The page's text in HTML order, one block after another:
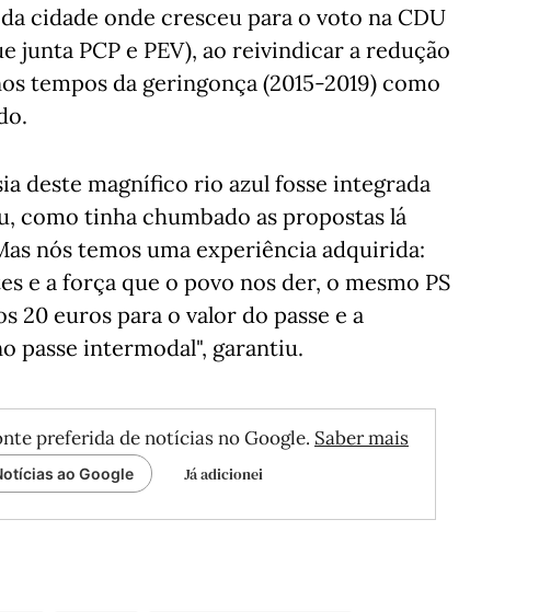
cidade onde cresceu para o voto na CDU
junta PCP e PEV), ao reivindicar a redução
tempos da geringonça (2015-2019) como
deste magnífico rio azul fosse integrada
como tinha chumbado as propostas lá
nós temos uma experiência adquirida:
e a força que o povo nos der, o mesmo PS
20 euros para o valor do passe e a
passe intermodal", garantiu.
preferida de notícias no Google. Saber mais
ao Google Já adicionei